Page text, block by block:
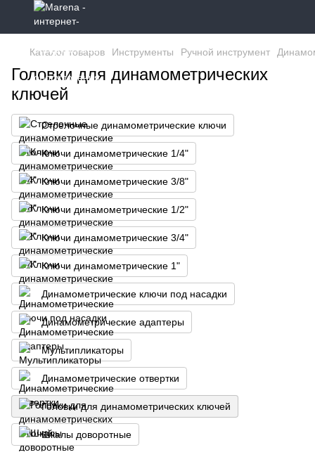
Каталог товаров Инструменты Ручной инструмент
Головки для динамометрических
ключей
Стрелочные динамометрические ключи
Ключи динамометрические 1/4"
Ключи динамометрические 3/8"
Ключи динамометрические 1/2"
Ключи динамометрические 3/4"
Ключи динамометрические 1"
Динамометрические ключи под насадки
Динамометрические адаптеры
Мультипликаторы
Динамометрические отвертки
Головки для динамометрических ключей
Шкалы доворотные